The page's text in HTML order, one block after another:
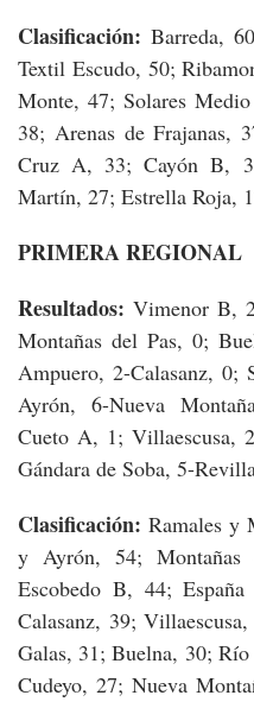
Clasificación: Barreda,
Textil Escudo, 50;
Monte, 47; Solares
38; Arenas de Frajanas,
Cruz A, 33; Cayón B,
Martín, 27; Estrella Roja,
PRIMERA REGIONAL
Resultados: Vimenor B,
Montañas del Pas, 0;
Ampuero, 2-Calasanz, 0;
Ayrón, 6-Nueva
Cueto A, 1; Villaescusa,
Gándara de Soba, 5-
Clasificación: Ramales y
y Ayrón, 54;
Escobedo B, 44;
Calasanz, 39;
Galas, 31; Buelna, 30;
Cudeyo, 27; Nueva